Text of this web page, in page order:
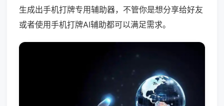
生成出手机打牌专用辅助器，不管你是想分享给好友
或者使用手机打牌AI辅助都可以满足需求。